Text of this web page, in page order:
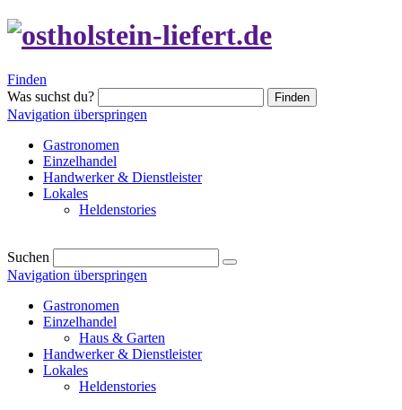
Finden
Was suchst du?
Finden
Navigation überspringen
Gastronomen
Einzelhandel
Handwerker & Dienstleister
Lokales
Heldenstories
Suchen
Navigation überspringen
Gastronomen
Einzelhandel
Haus & Garten
Handwerker & Dienstleister
Lokales
Heldenstories